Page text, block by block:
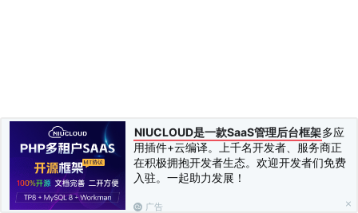
NIUCLOUD是一款SaaS管理后台框架多应
用插件+云编译。上千名开发者、服务商正
在积极拥抱开发者生态。欢迎开发者们免费
入驻。一起助力发展！
广告